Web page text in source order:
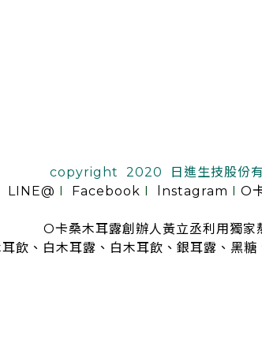
copyright 2020 日進生技股份有
LINE@ I Facebook I lnstagram I O
O卡桑木耳露創辦人黃立丞利用獨家
飲、白木耳露、白木耳飲、銀耳露、黑